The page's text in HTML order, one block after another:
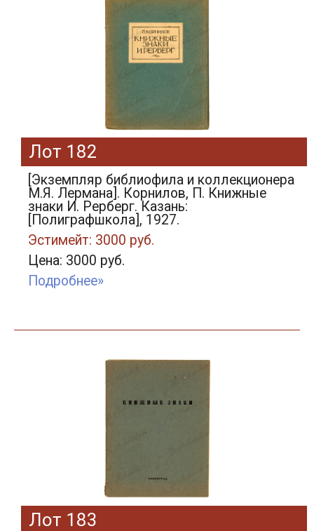
Лот 182
[Экземпляр библиофила и коллекционера
М.Я. Лермана]. Корнилов, П. Книжные
знаки И. Рерберг. Казань:
[Полиграфшкола], 1927.
Эстимейт: 3000 руб.
Цена: 3000 руб.
Подробнее»
Лот 183